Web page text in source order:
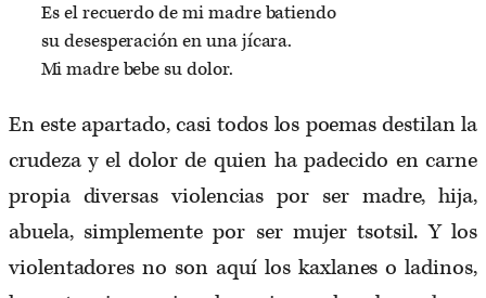
Es el recuerdo de mi madre batiendo
su desesperación en una jícara.
Mi madre bebe su dolor.
En este apartado, casi todos los poemas destilan la
crudeza y el dolor de quien ha padecido en carne
propia diversas violencias por ser madre, hija,
abuela, simplemente por ser mujer tsotsil. Y los
violentadores no son aquí los kaxlanes o ladinos,